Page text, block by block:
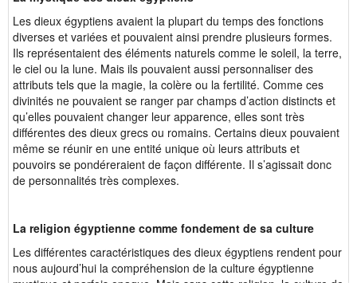
Les dieux égyptiens avaient la plupart du temps des fonctions
diverses et variées et pouvaient ainsi prendre plusieurs formes.
Ils représentaient des éléments naturels comme le soleil, la terre,
le ciel ou la lune. Mais ils pouvaient aussi personnaliser des
attributs tels que la magie, la colère ou la fertilité. Comme ces
divinités ne pouvaient se ranger par champs d’action distincts et
qu’elles pouvaient changer leur apparence, elles sont très
différentes des dieux grecs ou romains. Certains dieux pouvaient
même se réunir en une entité unique où leurs attributs et
pouvoirs se pondéreraient de façon différente. Il s’agissait donc
de personnalités très complexes.
La religion égyptienne comme fondement de sa culture
Les différentes caractéristiques des dieux égyptiens rendent pour
nous aujourd’hui la compréhension de la culture égyptienne